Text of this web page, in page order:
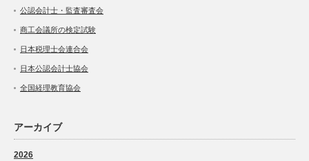
公認会計士・監査審査会
商工会議所の検定試験
日本税理士会連合会
日本公認会計士協会
全国経理教育協会
アーカイブ
2026